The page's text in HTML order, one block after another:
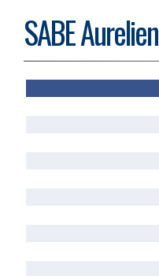
SABE Aurelien